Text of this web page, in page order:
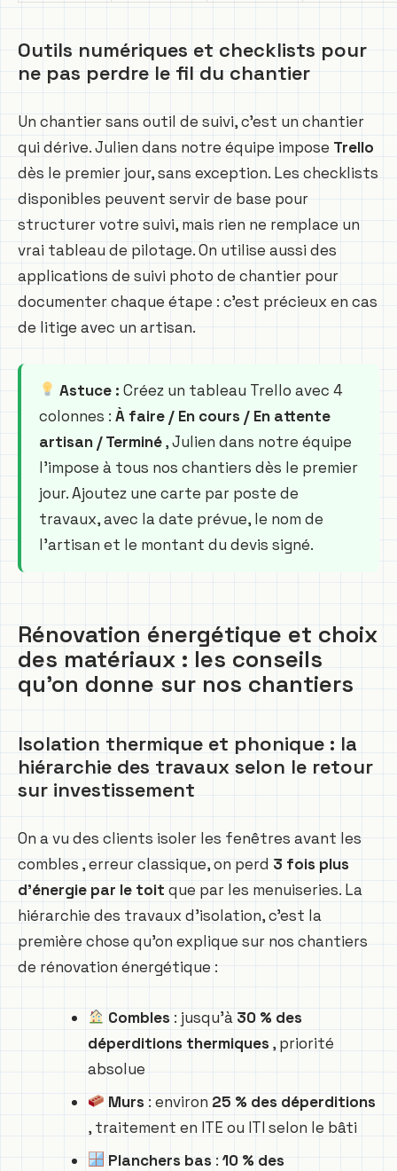
Outils numériques et checklists pour
ne pas perdre le fil du chantier
Un chantier sans outil de suivi, c’est un chantier
qui dérive. Julien dans notre équipe impose Trello
dès le premier jour, sans exception. Les checklists
disponibles peuvent servir de base pour
structurer votre suivi, mais rien ne remplace un
vrai tableau de pilotage. On utilise aussi des
applications de suivi photo de chantier pour
documenter chaque étape : c’est précieux en cas
de litige avec un artisan.
Astuce : Créez un tableau Trello avec 4
colonnes : À faire / En cours / En attente
artisan / Terminé, Julien dans notre équipe
l’impose à tous nos chantiers dès le premier
jour. Ajoutez une carte par poste de
travaux, avec la date prévue, le nom de
l’artisan et le montant du devis signé.
Rénovation énergétique et choix
des matériaux : les conseils
qu’on donne sur nos chantiers
Isolation thermique et phonique : la
hiérarchie des travaux selon le retour
sur investissement
On a vu des clients isoler les fenêtres avant les
combles , erreur classique, on perd 3 fois plus
d’énergie par le toit que par les menuiseries. La
hiérarchie des travaux d’isolation, c’est la
première chose qu’on explique sur nos chantiers
de rénovation énergétique :
Combles : jusqu’à 30 % des
déperditions thermiques , priorité
absolue
Murs : environ 25 % des déperditions
, traitement en ITE ou ITI selon le bâti
Planchers bas :10 % des